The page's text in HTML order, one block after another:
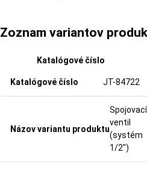
Zoznam variantov
Katalógové číslo
JT-84722
Spojovací
ventil
(systém
1/2")